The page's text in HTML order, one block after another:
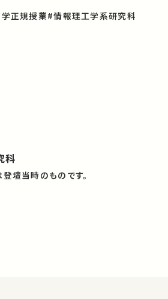
正規授業#情報理工学系研究科
科
壇当時のものです。